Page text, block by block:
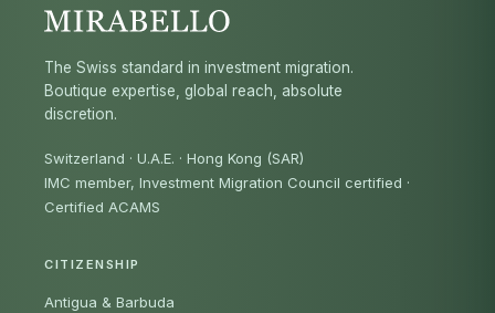
The Swiss standard in investment migration.
Boutique expertise, global reach, absolute
discretion.
Switzerland · U.A.E. · Hong Kong (SAR)
IMC member, Investment Migration Council certified ·
Certified ACAMS
CITIZENSHIP
Antigua & Barbuda